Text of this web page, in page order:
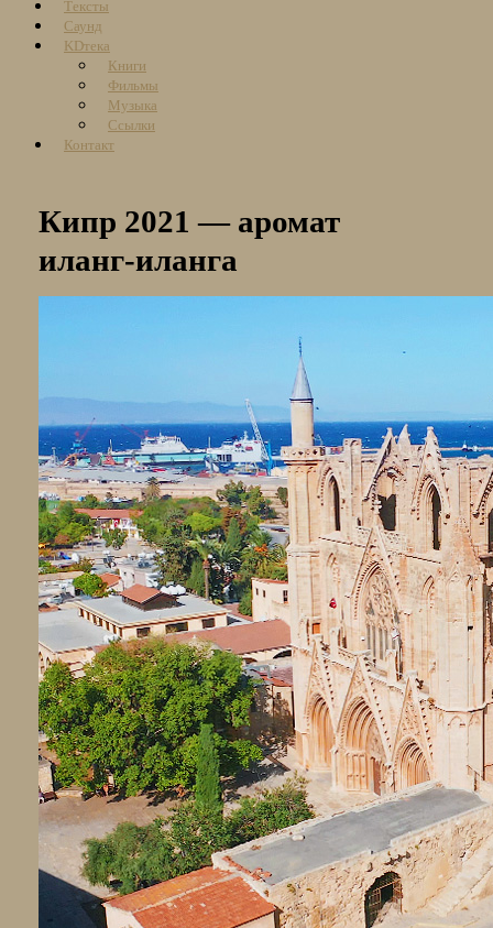
Тексты
Саунд
KDтека
Книги
Фильмы
Музыка
Ссылки
Контакт
Кипр 2021 — аромат
иланг-иланга